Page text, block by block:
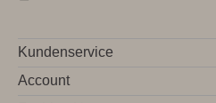
Kundenservice
Account